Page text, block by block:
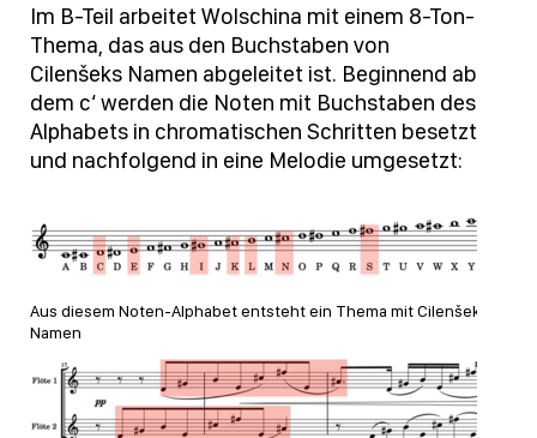
Im B-Teil arbeitet Wolschina mit einem 8-Ton-
Thema, das aus den Buchstaben von
Cilenšeks Namen abgeleitet ist. Beginnend ab
dem c‘ werden die Noten mit Buchstaben des
Alphabets in chromatischen Schritten besetzt
und nachfolgend in eine Melodie umgesetzt:
Aus diesem Noten-Alphabet entsteht ein Thema mit Cilenšeks
Namen